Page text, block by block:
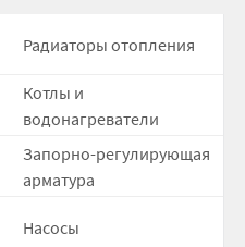
Радиаторы отопления
Котлы и
водонагреватели
Запорно-регулирующая
арматура
Насосы